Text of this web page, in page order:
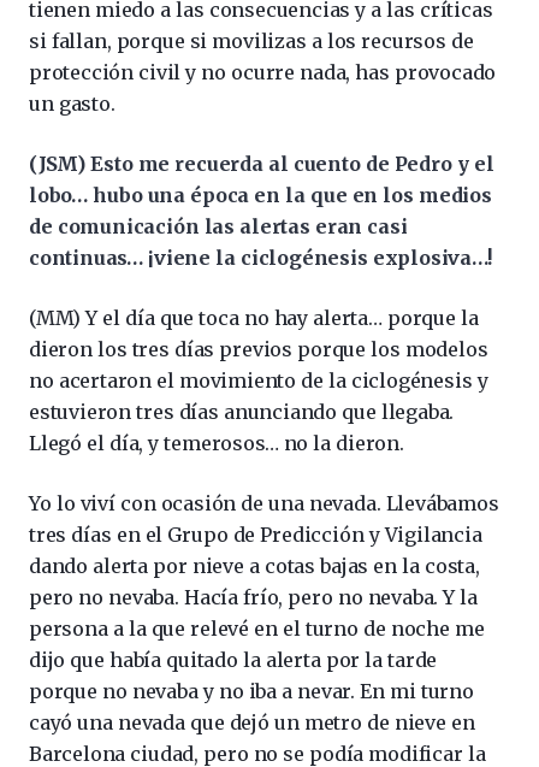
tienen miedo a las consecuencias y a las críticas
si fallan, porque si movilizas a los recursos de
protección civil y no ocurre nada, has provocado
un gasto.
(JSM) Esto me recuerda al cuento de Pedro y el
lobo… hubo una época en la que en los medios
de comunicación las alertas eran casi
continuas… ¡viene la ciclogénesis explosiva…!
(MM) Y el día que toca no hay alerta… porque la
dieron los tres días previos porque los modelos
no acertaron el movimiento de la ciclogénesis y
estuvieron tres días anunciando que llegaba.
Llegó el día, y temerosos… no la dieron.
Yo lo viví con ocasión de una nevada. Llevábamos
tres días en el Grupo de Predicción y Vigilancia
dando alerta por nieve a cotas bajas en la costa,
pero no nevaba. Hacía frío, pero no nevaba. Y la
persona a la que relevé en el turno de noche me
dijo que había quitado la alerta por la tarde
porque no nevaba y no iba a nevar. En mi turno
cayó una nevada que dejó un metro de nieve en
Barcelona ciudad, pero no se podía modificar la